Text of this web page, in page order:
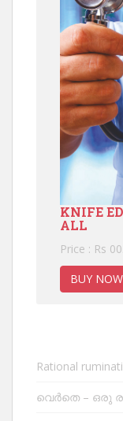
KNIFE
ALL
Price : Rs
BUY NOW
Rational
വെർതെ – ഒരു